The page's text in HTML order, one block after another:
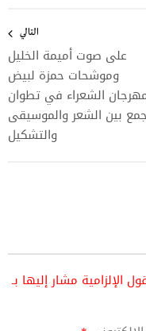
التالي
على صوت أميمة الخليل
وموشحات حمزة لبيض
الشعراء في تطوان
بين الشعر والموسيقى
والتشكيل
الإلزامية مشار إليها بـ